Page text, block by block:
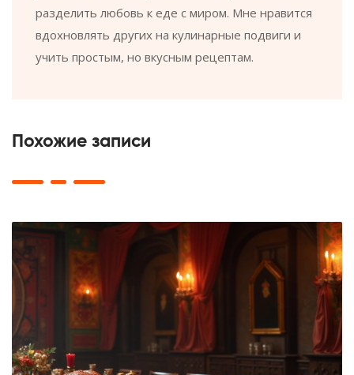
разделить любовь к еде с миром. Мне нравится
вдохновлять других на кулинарные подвиги и
учить простым, но вкусным рецептам.
Похожие записи